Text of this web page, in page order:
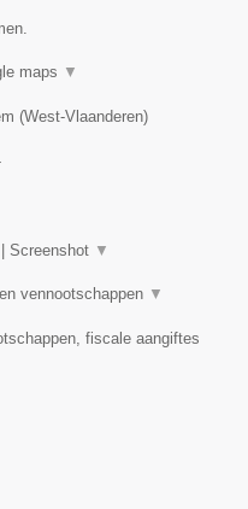
maps ▼
(West-Vlaanderen)
Screenshot ▼
vennootschappen ▼
fiscale aangiftes